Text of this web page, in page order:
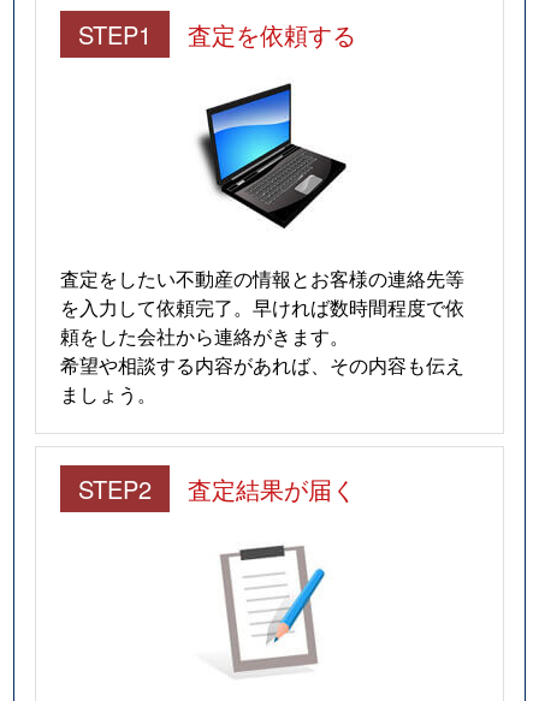
STEP1 査定を依頼する
査定をしたい不動産の情報とお客様の連絡先等
を入力して依頼完了。早ければ数時間程度で依
頼をした会社から連絡がきます。
希望や相談する内容があれば、その内容も伝え
ましょう。
STEP2 査定結果が届く